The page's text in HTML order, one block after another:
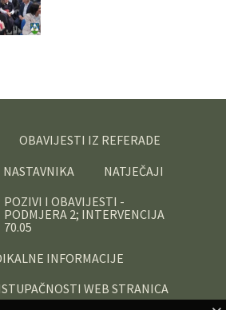
OBAVIJESTI IZ REFERADE
NATJEČAJI
POZIVI I OBAVIJESTI -
PODMJERA 2; INTERVENCIJA
70.05
INFORMACIJE
WEB STRANICA